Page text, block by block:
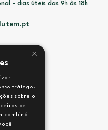
- dias úteis das 9h às 18h
×
tráfego.
sobre o
de
combiná-